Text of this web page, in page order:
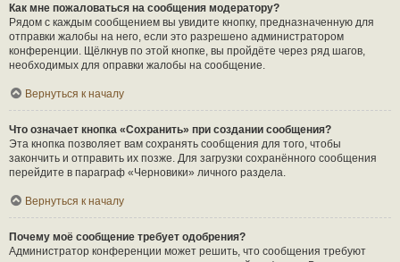
Как мне пожаловаться на сообщения модератору?
Рядом с каждым сообщением вы увидите кнопку, предназначенную для
отправки жалобы на него, если это разрешено администратором
конференции. Щёлкнув по этой кнопке, вы пройдёте через ряд шагов,
необходимых для оправки жалобы на сообщение.
Вернуться к началу
Что означает кнопка «Сохранить» при создании сообщения?
Эта кнопка позволяет вам сохранять сообщения для того, чтобы
закончить и отправить их позже. Для загрузки сохранённого сообщения
перейдите в параграф «Черновики» личного раздела.
Вернуться к началу
Почему моё сообщение требует одобрения?
Администратор конференции может решить, что сообщения требуют